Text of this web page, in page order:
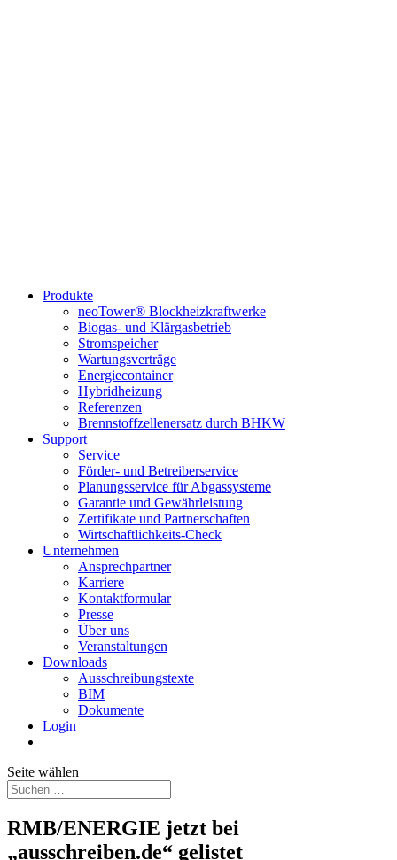
Produkte
neoTower® Blockheizkraftwerke
Biogas- und Klärgasbetrieb
Stromspeicher
Wartungsverträge
Energiecontainer
Hybridheizung
Referenzen
Brennstoffzellenersatz durch BHKW
Support
Service
Förder- und Betreiberservice
Planungsservice für Abgassysteme
Garantie und Gewährleistung
Zertifikate und Partnerschaften
Wirtschaftlichkeits-Check
Unternehmen
Ansprechpartner
Karriere
Kontaktformular
Presse
Über uns
Veranstaltungen
Downloads
Ausschreibungstexte
BIM
Dokumente
Login
Seite wählen
RMB/ENERGIE jetzt bei
„ausschreiben.de“ gelistet